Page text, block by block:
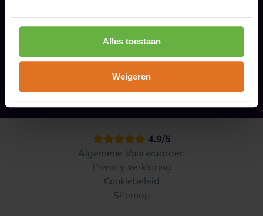
Alles toestaan
Weigeren
Onze opslaglocaties
Hoe werkt het?
4.9/5
Algemene Voorwaarden
Privacy verklaring
Cookiebeleid
Sitemap